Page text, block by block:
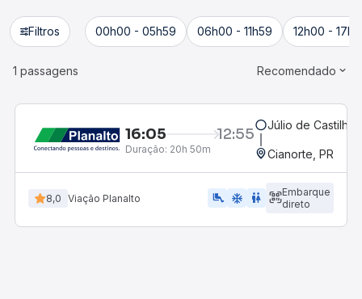
Filtros 00h00 - 05h59 06h00 - 11h59 12h00 -
1 passagens Recomendado
16:05 12:55
Duração: 20h 50m
Júlio de
Cianorte, PR
8,0 Viação Planalto airline_seat_legroom_extra ac_unit WC
Embarque
direto